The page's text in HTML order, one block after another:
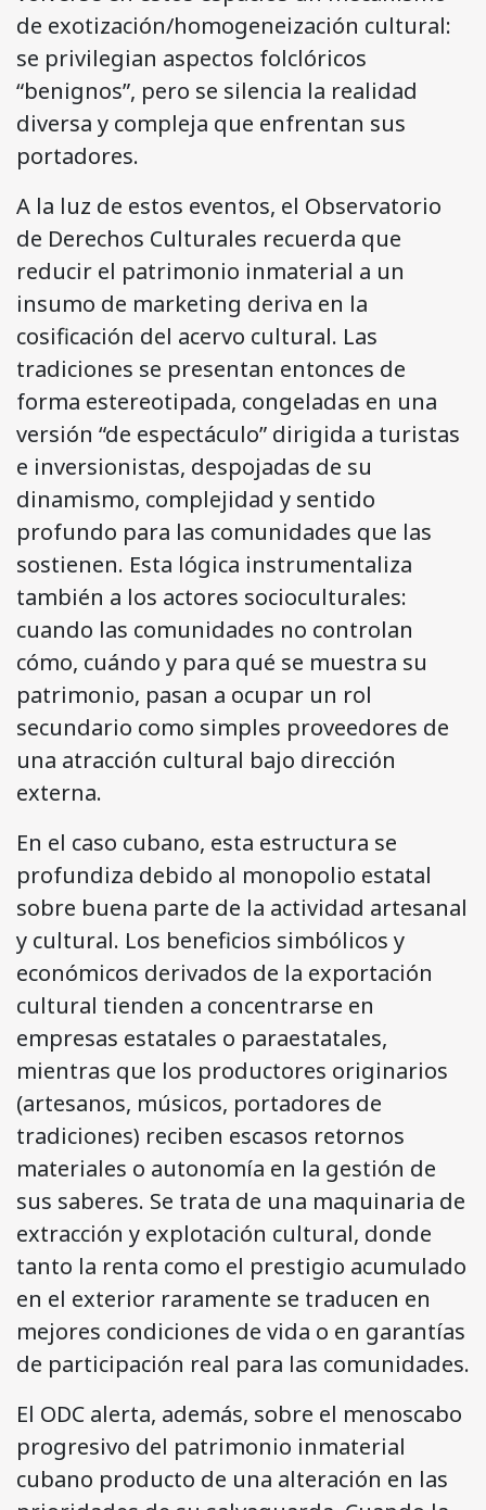
de exotización/homogeneización cultural:
se privilegian aspectos folclóricos
“benignos”, pero se silencia la realidad
diversa y compleja que enfrentan sus
portadores.
A la luz de estos eventos, el Observatorio
de Derechos Culturales recuerda que
reducir el patrimonio inmaterial a un
insumo de marketing deriva en la
cosificación del acervo cultural. Las
tradiciones se presentan entonces de
forma estereotipada, congeladas en una
versión “de espectáculo” dirigida a turistas
e inversionistas, despojadas de su
dinamismo, complejidad y sentido
profundo para las comunidades que las
sostienen. Esta lógica instrumentaliza
también a los actores socioculturales:
cuando las comunidades no controlan
cómo, cuándo y para qué se muestra su
patrimonio, pasan a ocupar un rol
secundario como simples proveedores de
una atracción cultural bajo dirección
externa.
En el caso cubano, esta estructura se
profundiza debido al monopolio estatal
sobre buena parte de la actividad artesanal
y cultural. Los beneficios simbólicos y
económicos derivados de la exportación
cultural tienden a concentrarse en
empresas estatales o paraestatales,
mientras que los productores originarios
(artesanos, músicos, portadores de
tradiciones) reciben escasos retornos
materiales o autonomía en la gestión de
sus saberes. Se trata de una maquinaria de
extracción y explotación cultural, donde
tanto la renta como el prestigio acumulado
en el exterior raramente se traducen en
mejores condiciones de vida o en garantías
de participación real para las comunidades.
El ODC alerta, además, sobre el menoscabo
progresivo del patrimonio inmaterial
cubano producto de una alteración en las